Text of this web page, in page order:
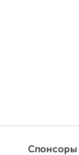
Спонсоры